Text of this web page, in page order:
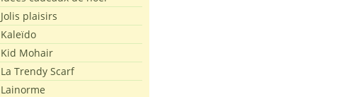
Jolis plaisirs
Kaleïdo
Kid Mohair
La Trendy Scarf
Lainorme